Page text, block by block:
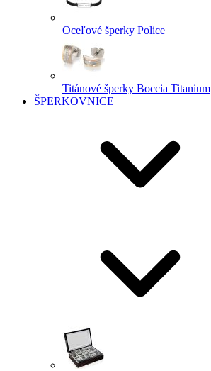
Oceľové šperky Police
Titánové šperky Boccia Titanium
ŠPERKOVNICE